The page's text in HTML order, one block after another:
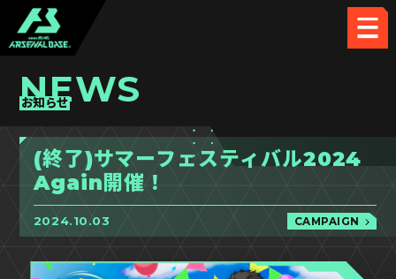
NEWS
お知らせ
(終了)サマーフェスティバル2024
Again開催！
2024.10.03 CAMPAIGN